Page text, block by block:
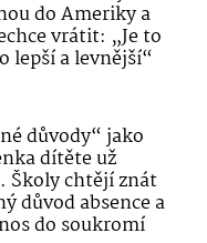
do Ameriky a
vrátit: „Je to
lepší a levnější“
důvody“ jako
dítěte už
Školy chtějí znát
důvod absence a
do soukromí